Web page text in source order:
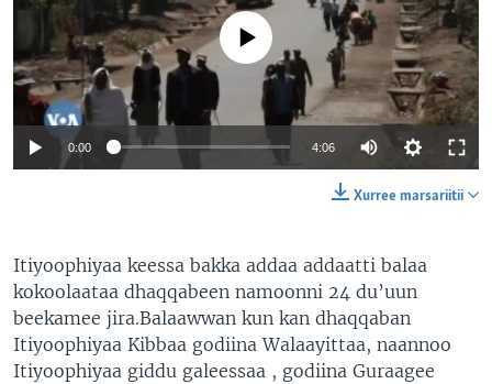
No media source currently available
0:00 4:06
Xurree marsariitii
Itiyoophiyaa keessa bakka addaa addaatti balaa
kokoolaataa dhaqqabeen namoonni 24 du’uun
beekamee jira.Balaawwan kun kan dhaqqaban
Itiyoophiyaa Kibbaa godiina Walaayittaa, naannoo
Itiyoophiyaa giddu galeessaa , godiina Guraagee